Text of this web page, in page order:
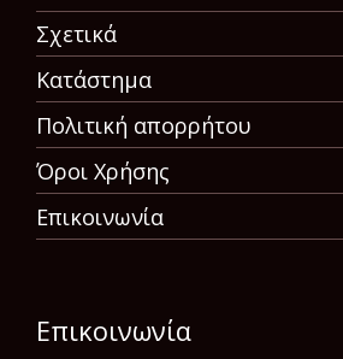
Σχετικά
Κατάστημα
Πολιτική απορρήτου
Όροι Χρήσης
Επικοινωνία
Επικοινωνία